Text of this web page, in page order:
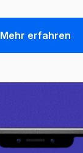
Mehr erfahren